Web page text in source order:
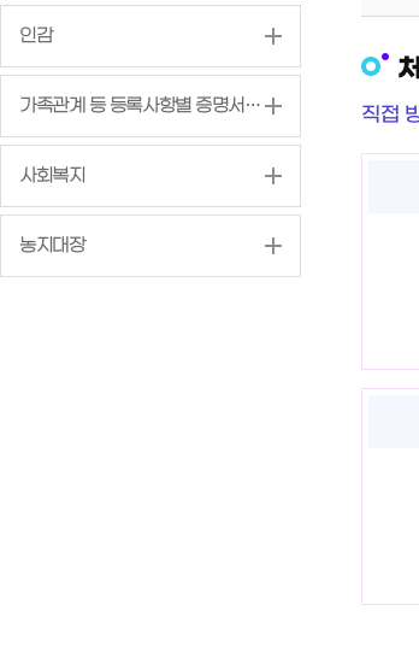
인감
가족관계 등 등록사항별 증명서 발급
사회복지
농지대장
직접